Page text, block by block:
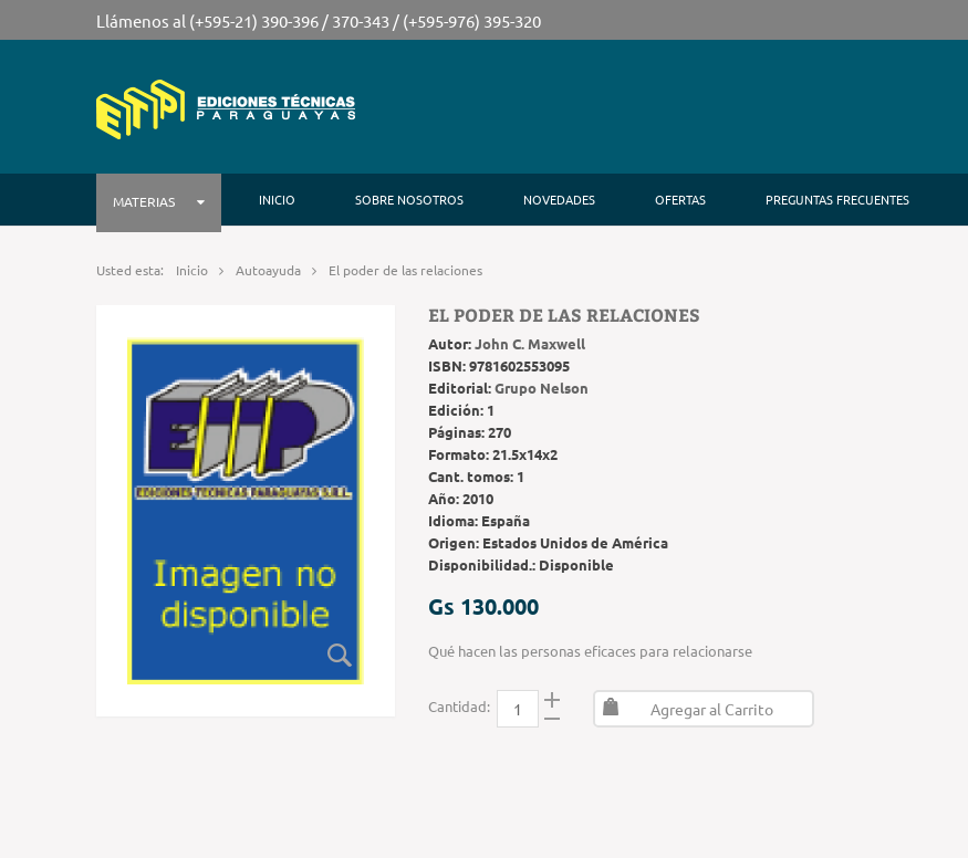
Llámenos al (+595-21) 390-396 / 370-343 / (+595-976) 395-320
MATERIAS INICIO SOBRE NOSOTROS NOVEDADES OFERTAS PREGUNTAS FRECUENTES
Usted esta: Inicio Autoayuda El poder de las relaciones
EL PODER DE LAS RELACIONES
Autor:John C. Maxwell
ISBN:9781602553095
Editorial:Grupo Nelson
Edición: 1
Páginas:270
Formato:21.5x14x2
Cant. tomos: 1
Año:2010
Idioma: España
Origen: Estados Unidos de América
Disponibilidad.: Disponible
Gs 130.000
Qué hacen las personas eficaces para relacionarse
Cantidad: Agregar al Carrito